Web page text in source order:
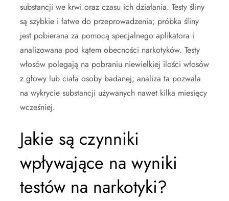
substancji we krwi oraz czasu ich działania. Testy śliny
są szybkie i łatwe do przeprowadzenia; próbka śliny
jest pobierana za pomocą specjalnego aplikatora i
analizowana pod kątem obecności narkotyków. Testy
włosów polegają na pobraniu niewielkiej ilości włosów
z głowy lub ciała osoby badanej; analiza ta pozwala
na wykrycie substancji używanych nawet kilka miesięcy
wcześniej.
Jakie są czynniki
wpływające na wyniki
testów na narkotyki?